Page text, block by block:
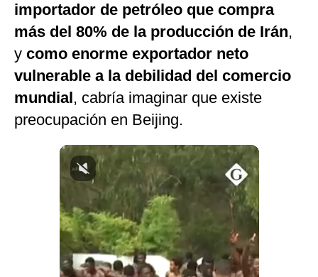
importador de petróleo que compra
más del 80% de la producción de Irán,
y como enorme exportador neto
vulnerable a la debilidad del comercio
mundial, cabría imaginar que existe
preocupación en Beijing.